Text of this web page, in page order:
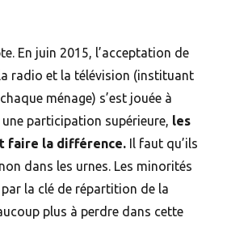
En juin 2015, l’acceptation de
radio et la télévision (instituant
ménage) s’est jouée à
participation supérieure, les
faire la différence. Il faut qu’ils
dans les urnes. Les minorités
la clé de répartition de la
plus à perdre dans cette